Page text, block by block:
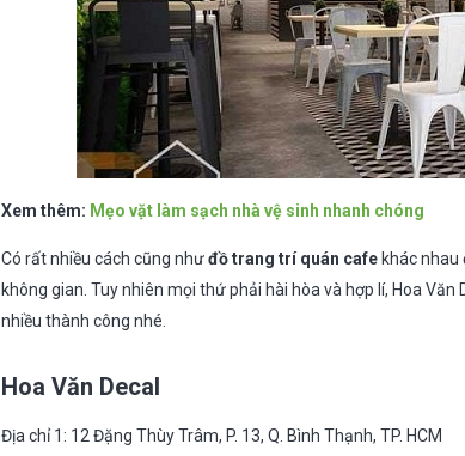
Xem thêm: Mẹo vặt làm sạch nhà vệ sinh nhanh chóng
Có rất nhiều cách cũng nhưđồ trang trí quán cafe khác nhau
không gian. Tuy nhiên mọi thứ phải hài hòa và hợp lí, Hoa
nhiều thành công nhé.
Hoa Văn Decal
Địa chỉ 1: 12 Đặng Thùy Trâm, P. 13, Q. Bình Thạnh, TP. HCM